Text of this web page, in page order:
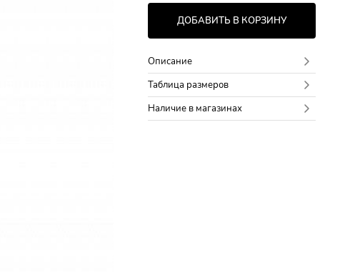
ДОБАВИТЬ В КОРЗИНУ
Описание
Таблица размеров
Наличие в магазинах